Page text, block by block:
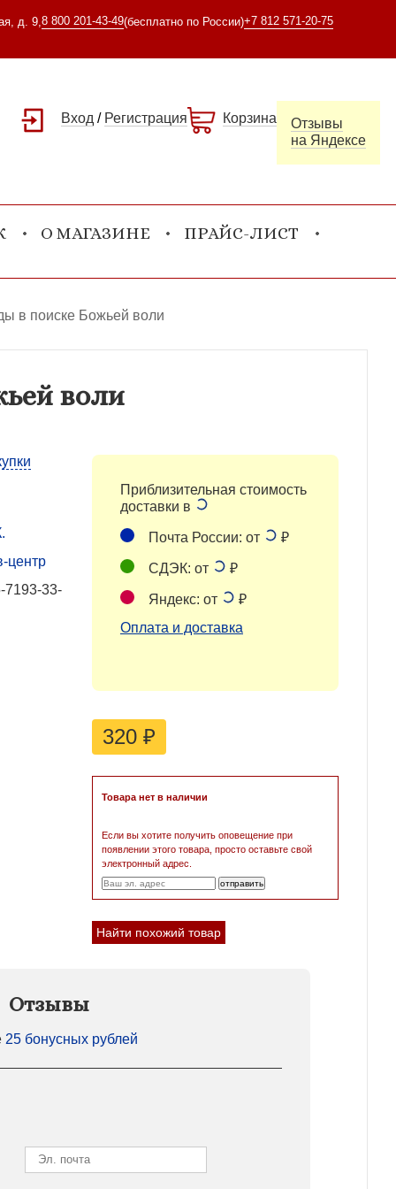
д. 9, 8 800 201-43-49(бесплатно по России)+7 812 571-20-75
Вход / Регистрация Корзина
Отзывы
на Яндексе
О МАГАЗИНЕ ПРАЙС-ЛИСТ
в поиске Божьей воли
воли
центр
7193-33-
Приблизительная стоимость
доставки в
Почта России: от ₽
СДЭК: от ₽
Яндекс: от
₽
Оплата и доставка
320 ₽
Товара нет в наличии
Если вы хотите получить оповещение при
появлении этого товара, просто оставьте свой
электронный адрес.
Найти похожий товар
Отзывы
25 бонусных рублей